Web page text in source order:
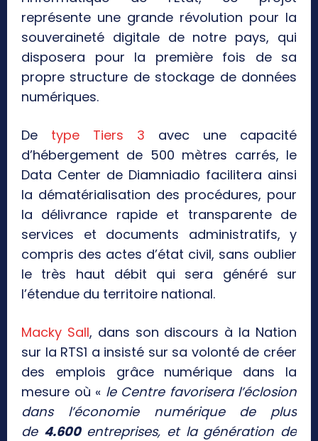
représente une grande révolution pour la
souveraineté digitale de notre pays, qui
disposera pour la première fois de sa
propre structure de stockage de données
numériques.
De type Tiers 3 avec une capacité
d’hébergement de 500 mètres carrés, le
Data Center de Diamniadio facilitera ainsi
la dématérialisation des procédures, pour
la délivrance rapide et transparente de
services et documents administratifs, y
compris des actes d’état civil, sans oublier
le très haut débit qui sera généré sur
l’étendue du territoire national.
Macky Sall, dans son discours à la Nation
sur la RTS1 a insisté sur sa volonté de créer
des emplois grâce numérique dans la
mesure où « le Centre favorisera l’éclosion
dans l’économie numérique de plus
de 4.600entreprises, et la génération de